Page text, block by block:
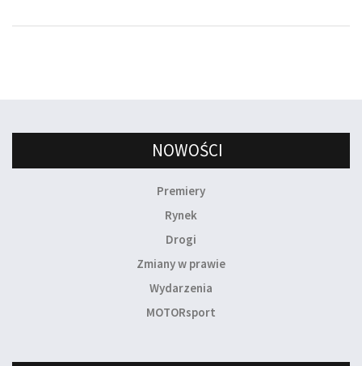
NOWOŚCI
Premiery
Rynek
Drogi
Zmiany w prawie
Wydarzenia
MOTORsport